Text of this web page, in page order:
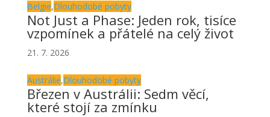
Belgie,Dlouhodobé pobyty
Not Just a Phase: Jeden rok, tisíce
vzpomínek a přátelé na celý život
21. 7. 2026
Austrálie,Dlouhodobé pobyty
Březen v Austrálii: Sedm věcí,
které stojí za zmínku